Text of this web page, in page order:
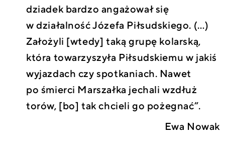
dziadek bardzo angażował się
w działalność Józefa Piłsudskiego. (…)
Założyli [wtedy] taką grupę kolarską,
która towarzyszyła Piłsudskiemu w jakiś
wyjazdach czy spotkaniach. Nawet
po śmierci Marszałka jechali wzdłuż
torów, [bo] tak chcieli go pożegnać”.
Ewa Nowak